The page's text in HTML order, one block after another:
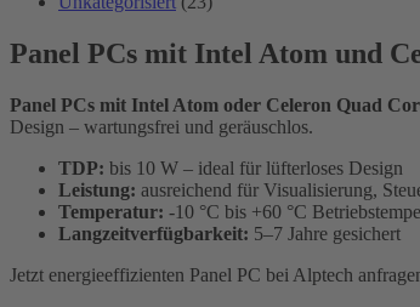
Panel PCs mit Intel Atom und
Panel PCs mit Intel Atom oder Celeron Quad
Design – wartungsfrei und geräuschlos.
TDP: bis 10 W – ideal für lüfterloses Design
Leistung: ausreichend für Visualisierung,
Temperatur: -10 °C bis +60 °C
Langzeitverfügbarkeit: 5–7 Jahre gesichert
Jetzt energieeffizienten Panel PC bei Alptech